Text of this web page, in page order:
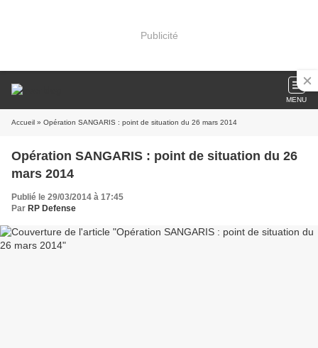
Publicité
MENU
Accueil » Opération SANGARIS : point de situation du 26 mars 2014
Opération SANGARIS : point de situation du 26
mars 2014
Publié le 29/03/2014 à 17:45
Par RP Defense